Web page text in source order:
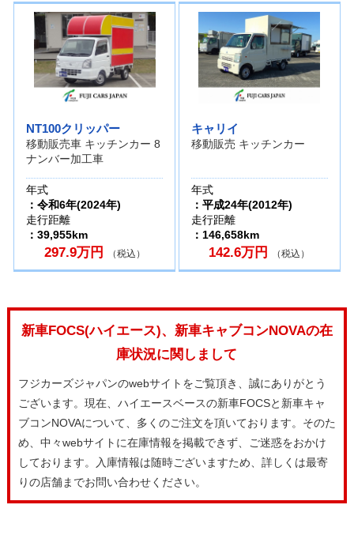
NT100クリッパー
移動販売車 キッチンカー 8
ナンバー加工車
年式
：令和6年(2024年)
走行距離
：39,955km
297.9万円 （税込）
キャリイ
移動販売 キッチンカー
年式
：平成24年(2012年)
走行距離
：146,658km
142.6万円 （税込）
新車FOCS(ハイエース)、新車キャブコンNOVAの在
庫状況に関しまして
フジカーズジャパンのwebサイトをご覧頂き、誠にありがとう
ございます。現在、ハイエースベースの新車FOCSと新車キャ
ブコンNOVAについて、多くのご注文を頂いております。そのた
め、中々webサイトに在庫情報を掲載できず、ご迷惑をおかけ
しております。入庫情報は随時ございますため、詳しくは最寄
りの店舗までお問い合わせください。